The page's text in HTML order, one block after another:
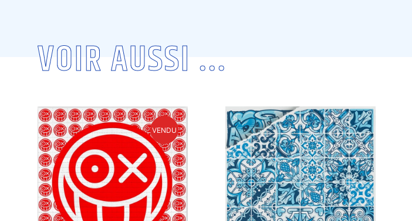
VOIR AUSSI ...
VENDU